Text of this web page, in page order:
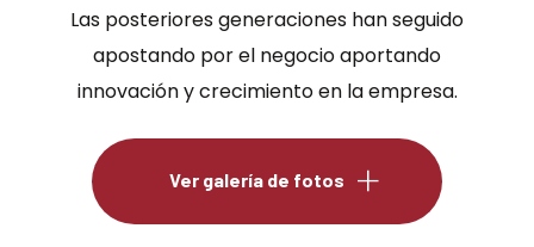
Las posteriores generaciones han seguido
apostando por el negocio aportando
innovación y crecimiento en la empresa.
Ver galería de fotos